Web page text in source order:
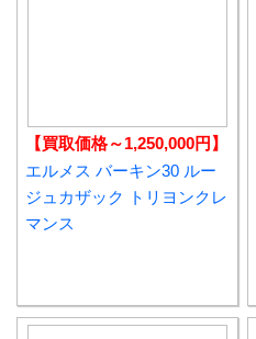
【買取価格～1,250,000円】
エルメス バーキン30 ルー
ジュカザック トリヨンクレ
マンス